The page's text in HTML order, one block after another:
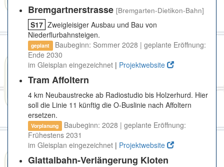
Bremgartnerstrasse [Bremgarten-Dietikon-Bahn]
S17 Zweigleisiger Ausbau und Bau von
Niederflurbahnsteigen.
geplant
Baubeginn: Sommer 2028 | geplante Eröffnung:
Ende 2030
im Gleisplan eingezeichnet | Projektwebsite
Tram Affoltern
4 km Neubaustrecke ab Radiostudio bis Holzerhurd. Hier
soll die Linie 11 künftig die O-Buslinie nach Affoltern
ersetzen.
Vorplanung
Baubeginn: 2028 | geplante Eröffnung:
Frühestens 2031
im Gleisplan eingezeichnet | Projektwebsite
Glattalbahn-Verlängerung Kloten